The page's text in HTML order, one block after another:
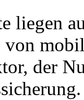
liegen
der